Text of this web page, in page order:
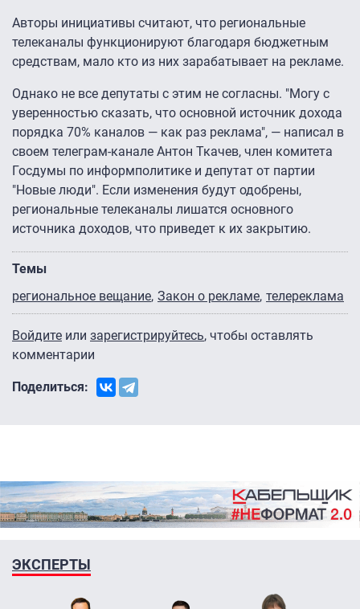
Авторы инициативы считают, что региональные
телеканалы функционируют благодаря бюджетным
средствам, мало кто из них зарабатывает на рекламе.
Однако не все депутаты с этим не согласны. "Могу с
уверенностью сказать, что основной источник дохода
порядка 70% каналов — как раз реклама", — написал в
своем телеграм-канале Антон Ткачев, член комитета
Госдумы по информполитике и депутат от партии
"Новые люди". Если изменения будут одобрены,
региональные телеканалы лишатся основного
источника доходов, что приведет к их закрытию.
Темы
региональное вещание Закон о рекламе телереклама
Войдите или зарегистрируйтесь, чтобы оставлять
комментарии
Поделиться:
ЭКСПЕРТЫ